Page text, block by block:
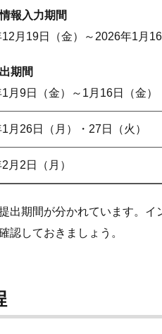
報入力期間
月19日（金）～2026年1月
期間
月9日（金）～1月16日（金）
月26日（月）・27日（火）
月2日（月）
出期間が分かれています。イ
認しておきましょう。